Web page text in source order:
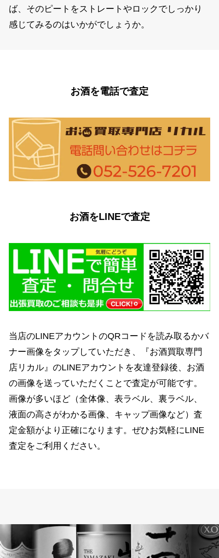
ば、そのピートをストレートやロックでしっかり
感じてみるのはいかがでしょうか。
お酒を電話で査定
お酒をLINEで査定
当店のLINEアカウントのQRコードを読み取るかバ
ナー画像をタップしていただき、『お酒買取専門
店リカル』のLINEアカウントを友達登録後、お酒
の画像を送っていただくことで査定が可能です。
画像が多いほど（全体像、表ラベル、裏ラベル、
液面の高さがわかる画像、キャップ画像など）査
定金額がより正確になります。ぜひお気軽にLINE
査定をご利用ください。